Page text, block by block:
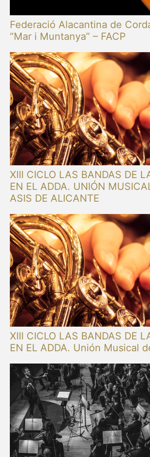
Federació Alacantina de
“Mar i Muntanya” – FACP
XIII CICLO LAS BANDAS DE
EN EL ADDA. UNIÓN
ASIS DE ALICANTE
XIII CICLO LAS BANDAS DE
EN EL ADDA. Unión Musical